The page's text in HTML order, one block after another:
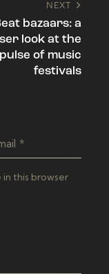
NEXT
bazaars: a
look at the
pulse of music
festivals
in this browser